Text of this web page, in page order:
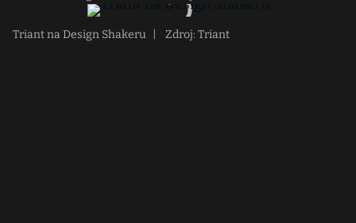
Triant na Design Shakeru Zdroj: Triant